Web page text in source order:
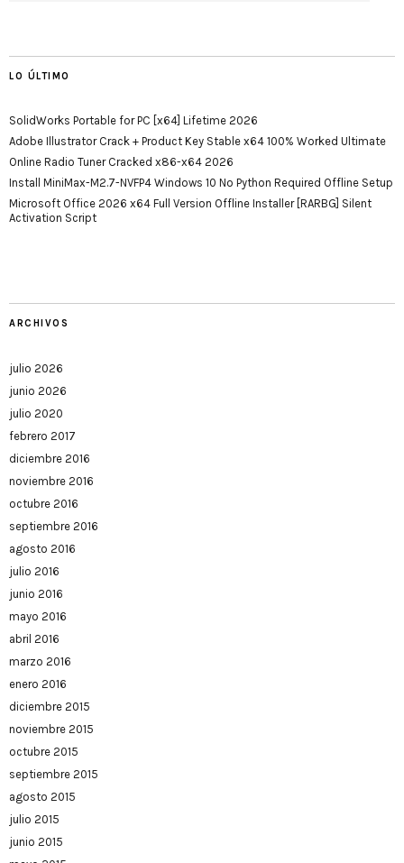
LO ÚLTIMO
SolidWorks Portable for PC [x64] Lifetime 2026
Adobe Illustrator Crack + Product Key Stable x64 100% Worked Ultimate
Online Radio Tuner Cracked x86-x64 2026
Install MiniMax-M2.7-NVFP4 Windows 10 No Python Required Offline Setup
Microsoft Office 2026 x64 Full Version Offline Installer [RARBG] Silent
Activation Script
ARCHIVOS
julio 2026
junio 2026
julio 2020
febrero 2017
diciembre 2016
noviembre 2016
octubre 2016
septiembre 2016
agosto 2016
julio 2016
junio 2016
mayo 2016
abril 2016
marzo 2016
enero 2016
diciembre 2015
noviembre 2015
octubre 2015
septiembre 2015
agosto 2015
julio 2015
junio 2015